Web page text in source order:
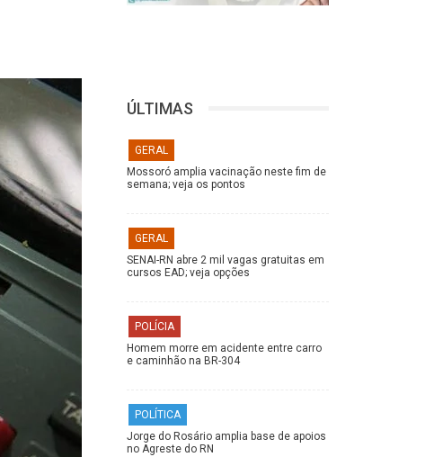
ÚLTIMAS
GERAL
Mossoró amplia vacinação neste fim de
semana; veja os pontos
GERAL
SENAI-RN abre 2 mil vagas gratuitas em
cursos EAD; veja opções
POLÍCIA
Homem morre em acidente entre carro
e caminhão na BR-304
POLÍTICA
Jorge do Rosário amplia base de apoios
no Agreste do RN